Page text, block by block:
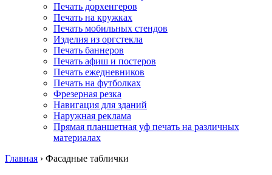
Печать дорхенгеров
Печать на кружках
Печать мобильных стендов
Изделия из оргстекла
Печать баннеров
Печать афиш и постеров
Печать ежедневников
Печать на футболках
Фрезерная резка
Навигация для зданий
Наружная реклама
Прямая планшетная уф печать на различных
материалах
Главная › Фасадные таблички